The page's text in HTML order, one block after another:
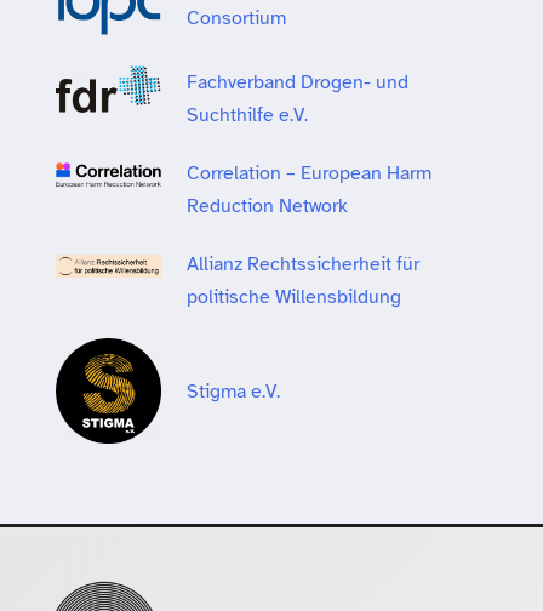
Consortium
Fachverband Drogen- und
Suchthilfe e.V.
Correlation – European Harm
Reduction Network
Allianz Rechtssicherheit für
politische Willensbildung
Stigma e.V.